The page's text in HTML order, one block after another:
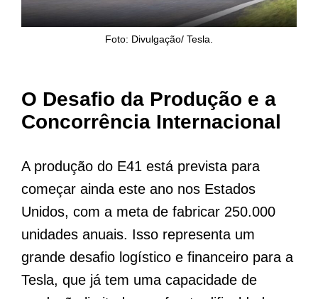
Foto: Divulgação/ Tesla.
O Desafio da Produção e a
Concorrência Internacional
A produção do E41 está prevista para
começar ainda este ano nos Estados
Unidos, com a meta de fabricar 250.000
unidades anuais. Isso representa um
grande desafio logístico e financeiro para a
Tesla, que já tem uma capacidade de